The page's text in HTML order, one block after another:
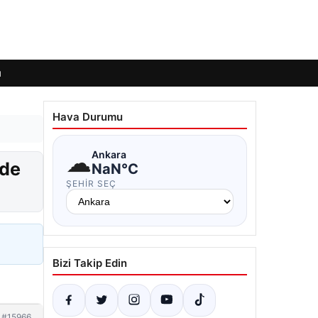
Hava Durumu
☁Ankara
NaN°C
ŞEHIR SEÇ
Bizi Takip Edin